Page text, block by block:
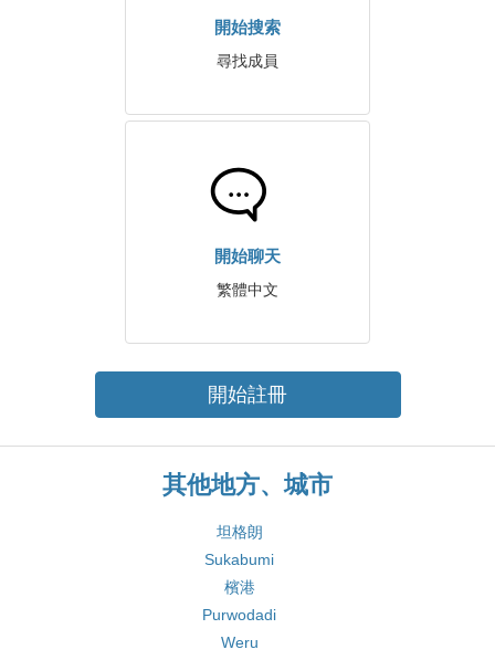
開始搜索
尋找成員
開始聊天
繁體中文
開始註冊
其他地方、城市
坦格朗
Sukabumi
檳港
Purwodadi
Weru